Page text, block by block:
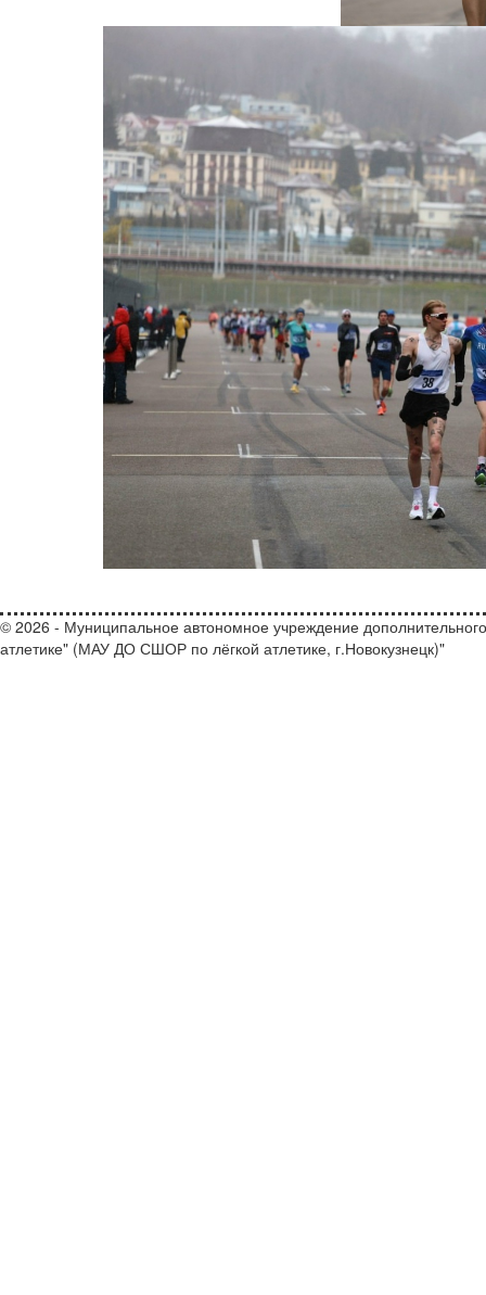
© 2026 - Муниципальное автономное учреждение
атлетике" (МАУ ДО СШОР по лёгкой атлетике, г.Новокузнецк)"